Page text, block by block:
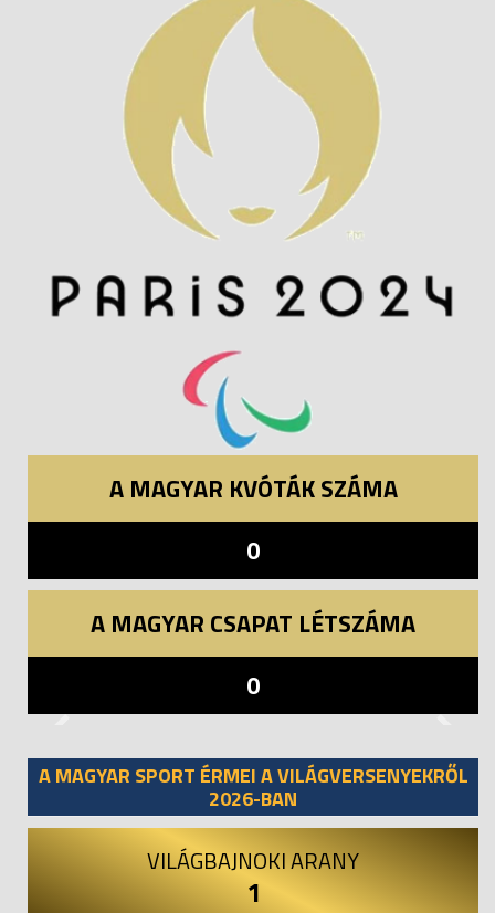
A MAGYAR KVÓTÁK SZÁMA
0
A MAGYAR CSAPAT LÉTSZÁMA
0
A MAGYAR SPORT ÉRMEI A VILÁGVERSENYEKRŐL
2026-BAN
VILÁGBAJNOKI ARANY
1